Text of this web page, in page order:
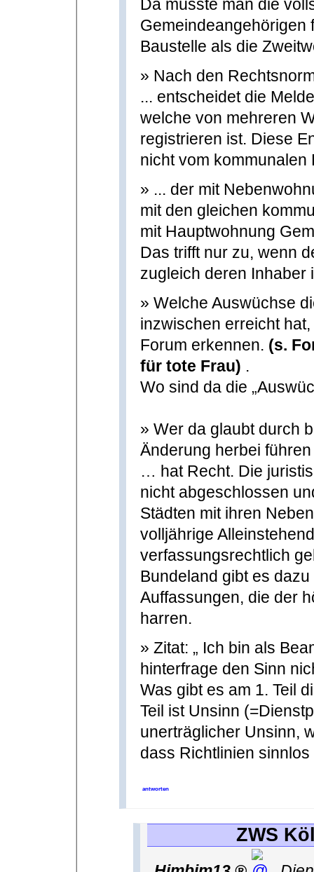
Da müsste man die
Gemeindeangehörigen
Baustelle als die
» Nach den
... entscheidet die
welche von mehreren
registrieren ist. Diese
nicht vom
» ... der mit
mit den gleichen
mit Hauptwohnung
Das trifft nur zu, wenn
zugleich deren Inhaber
» Welche Auswüchse
inzwischen erreicht
Forum erkennen. (s.
für tote Frau) .
Wo sind da die
» Wer da glaubt durch
Änderung herbei
… hat Recht. Die
nicht abgeschlossen
Städten mit ihren
volljährige
verfassungsrechtlich
Bundeland gibt es
Auffassungen, die der
harren.
» Zitat: „ Ich bin als
hinterfrage den Sinn
Was gibt es am 1. Teil
Teil ist Unsinn
unerträglicher Unsinn,
dass Richtlinien
antworten
ZWS